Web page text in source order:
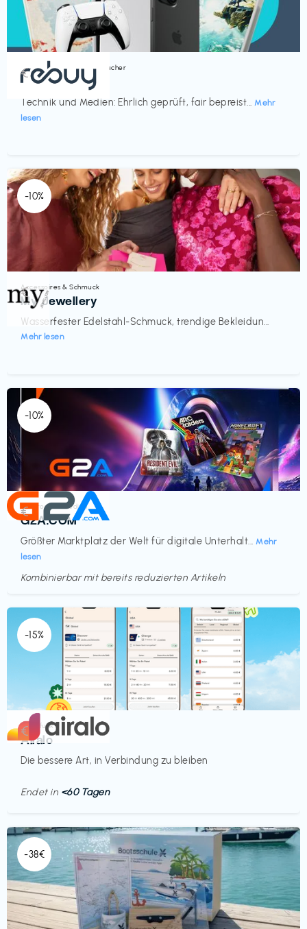
Bücher, Magazine & Hörbücher
rebuy
Technik und Medien: Ehrlich geprüft, fair bepreist... Mehr
lesen
€‎
-10%
Accessoires & Schmuck
My Jewellery
Wasserfester Edelstahl-Schmuck, trendige Bekleidun...
Mehr lesen
€‎
-10%
Elektronik & Medien
G2A.COM
Größter Marktplatz der Welt für digitale Unterhalt... Mehr
lesen
€‎
Kombinierbar mit bereits reduzierten Artikeln
-15%
Mobilfunk
Airalo
Die bessere Art, in Verbindung zu bleiben
€‎
Endet in <60 Tagen
-38€